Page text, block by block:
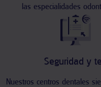
las especialidades
Seguridad y
Nuestros centros dentales